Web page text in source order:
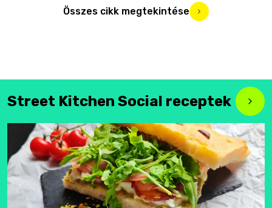
Összes cikk megtekintése
Street Kitchen Social receptek